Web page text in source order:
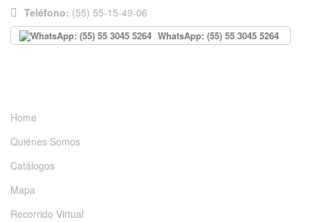
Teléfono: (55) 55-15-49-06
WhatsApp: (55) 55 3045 5264
Home
Quiénes Somos
Catálogos
Mapa
Recorrido Virtual